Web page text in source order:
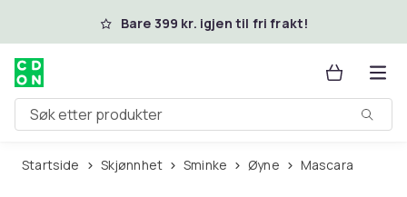
Hopp til hovedinnholdBare 399 kr. igjen til fri frakt!
Søk etter produkter
Startside Skjønnhet Sminke Øyne Mascara